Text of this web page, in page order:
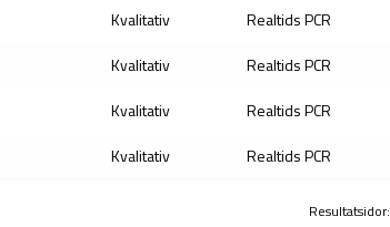
Kvalitativ
Realtids PCR
Kvalitativ
Realtids PCR
Kvalitativ
Realtids PCR
Kvalitativ Realtids PCR
Resultatsidor: